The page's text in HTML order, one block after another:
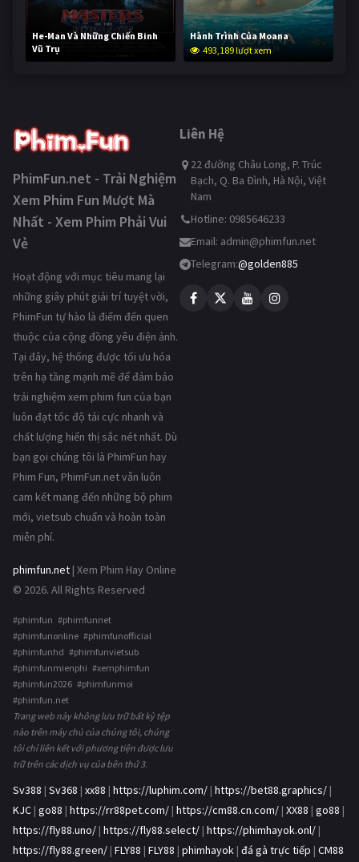
He-Man Và Những Chiến Binh
Vũ Trụ
242,116 lượt xem
Hành Trình Của Moana
493,189 lượt xem
PhimFun.net - Trải Nghiệm
Xem Phim Fun Mượt Mà
Nhất - Xem Phim Phải Vui
Vẻ
Hoạt động với mục tiêu mang lại
những giây phút giải trí tuyệt vời,
PhimFun tự hào là điểm đến quen
thuộc của cộng đồng yêu điện ảnh.
Tại đây, hệ thống được tối ưu hóa
trên hạ tầng mạnh mẽ để đảm bảo
trải nghiệm xem phim fun của bạn
luôn đạt tốc độ tải cực nhanh và
chất lượng hiển thị sắc nét nhất. Dù
bạn gọi chúng tôi là PhimFun hay
Phim Fun, PhimFun.net vẫn luôn
cam kết mang đến những bộ phim
mới, vietsub chuẩn và hoàn toàn
miễn phí.
phimfun.net | Xem Phim Hay Online
© 2026. All Rights Reserved
#phimfun #phimfunnet
#phimfunonline #phimfunofficial
#phimfunhd #phimfunvietsub
#phimfunmienphi #xemphimfun
#phimfun2026 #phimfunmoi
#phimfun.net
Trang web này không lưu trữ bất kỳ tệp
nào trên máy chủ của chúng tôi, chúng
tôi chỉ liên kết với phương tiện được lưu
trữ trên các dịch vụ của bên thứ 3.
Liên Hệ
22 đường Châu Long, P. Trúc
Bạch, Q. Ba Đình, Hà Nội, Việt
Nam
Hotline: 0985646233
Email: admin@phimfun.net
Telegram:@golden885
Sv388 | Sv368 | xx88 | https://luphim.com/ | https://bet88.graphics/ |
KJC | go88 | https://rr88pet.com/ | https://cm88.cn.com/ | XX88 | go88 |
https://fly88.uno/ | https://fly88.select/ | https://phimhayok.onl/ |
https://fly88.green/ | FLY88 | FLY88 | phimhayok | đá gà trực tiếp | CM88